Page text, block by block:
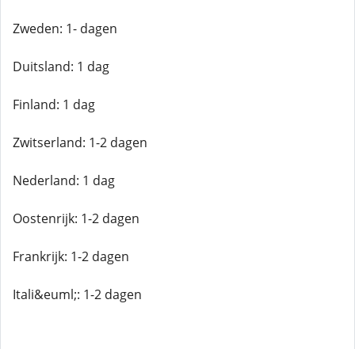
Zweden: 1- dagen
Duitsland: 1 dag
Finland: 1 dag
Zwitserland: 1-2 dagen
Nederland: 1 dag
Oostenrijk: 1-2 dagen
Frankrijk: 1-2 dagen
Itali&euml;: 1-2 dagen